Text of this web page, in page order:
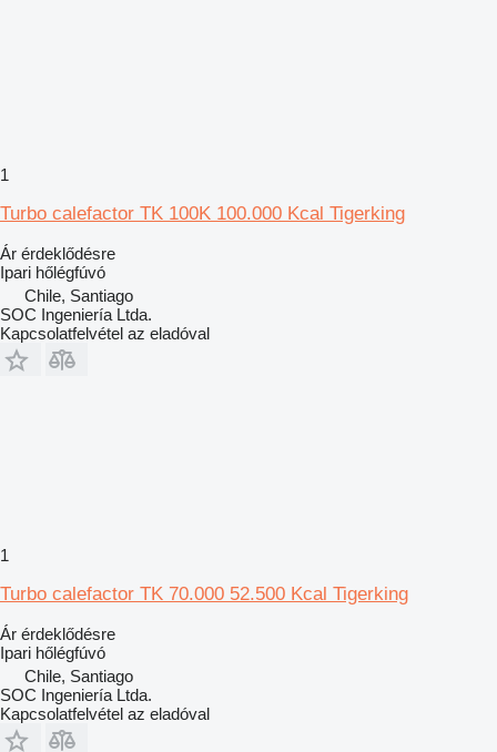
1
Turbo calefactor TK 100K 100.000 Kcal Tigerking
Ár érdeklődésre
Ipari hőlégfúvó
Chile, Santiago
SOC Ingeniería Ltda.
Kapcsolatfelvétel az eladóval
1
Turbo calefactor TK 70.000 52.500 Kcal Tigerking
Ár érdeklődésre
Ipari hőlégfúvó
Chile, Santiago
SOC Ingeniería Ltda.
Kapcsolatfelvétel az eladóval